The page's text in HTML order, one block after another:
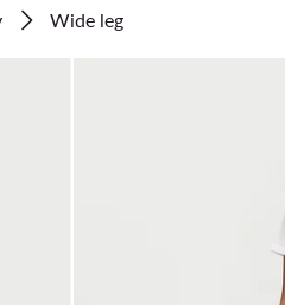
Wide leg